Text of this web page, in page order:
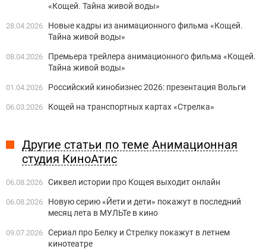
«Кощей. Тайна живой воды»
28.04.2026
Новые кадры из анимационного фильма «Кощей.
Тайна живой воды»
08.04.2026
Премьера трейлера анимационного фильма «Кощей.
Тайна живой воды»
01.04.2026 Российский кинобизнес 2026: презентация Вольги
06.03.2026 Кощей на транспортных картах «Стрелка»
Другие статьи по теме Анимационная
студия КиноАтис
06.08.2026 Сиквел истории про Кощея выходит онлайн
06.08.2026
Новую серию «Йети и дети» покажут в последний
месяц лета в МУЛЬТе в кино
09.07.2026 Сериал про Белку и Стрелку покажут в летнем
кинотеатре